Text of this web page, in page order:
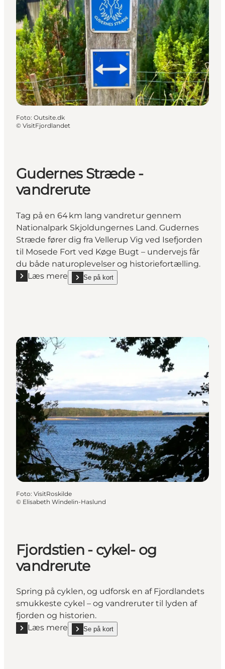
Foto: Outsite.dk
© VisitFjordlandet
Gudernes Stræde -
vandrerute
Tag på en 64 km lang vandretur gennem
Nationalpark Skjoldungernes Land. Gudernes
Stræde fører dig fra Vellerup Vig ved Isefjorden
til Mosede Fort ved Køge Bugt – undervejs får
du både naturoplevelser og historiefortælling.
Læs mere
Læs mere "Gudernes Stræde - vandrerute"
Se på kort
show Gudernes Stræde - vandrerute on_map
Foto: VisitRoskilde
© Elisabeth Windelin-Haslund
Fjordstien - cykel- og
vandrerute
Spring på cyklen, og udforsk en af Fjordlandets
smukkeste cykel – og vandreruter til lyden af
fjorden og historien.
Læs mere
Læs mere "Fjordstien - cykel- og vandrerute"
Se på kort
show Fjordstien - cykel- og vandrerute on_map